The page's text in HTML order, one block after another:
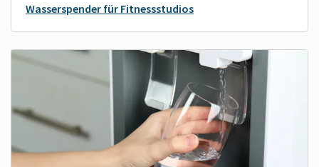
Wasserspender für Fitnessstudios